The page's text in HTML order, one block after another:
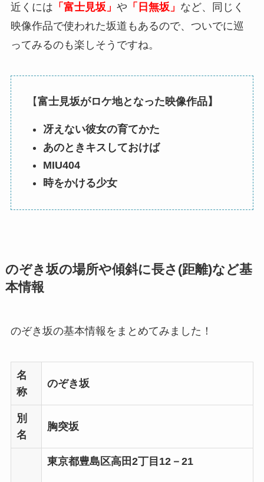
近くには 「富士見坂」 や 「日無坂」 など、同じく
映像作品で使われた坂道もあるので、ついでに巡
ってみるのも楽しそうですね。
【富士見坂がロケ地となった映像作品】
冴えない彼女の育てかた
あのときキスしておけば
MIU404
時をかける少女
のぞき坂の場所や傾斜に長さ(距離)など基
本情報
のぞき坂の基本情報をまとめてみました！
名
称
のぞき坂
別
名
胸突坂
東京都豊島区高田2丁目12－21